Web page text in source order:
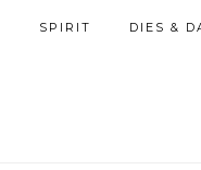
SPIRIT DIES &